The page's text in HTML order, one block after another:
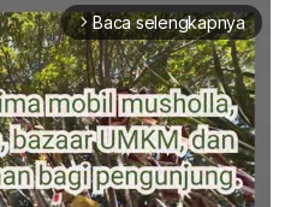
arrow_forward_ios Baca selengkapnya